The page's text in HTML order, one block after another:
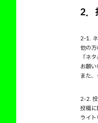
2．
2-1.
他の方
「ネ
お願い
また
2-2.
投稿
ライ